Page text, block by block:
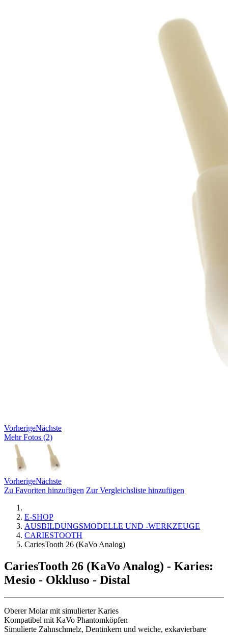
VorherigeNächste
Mehr Fotos (2)
VorherigeNächste
Zu Favoriten hinzufügen Zur Vergleichsliste hinzufügen
E-SHOP
AUSBILDUNGSMODELLE UND -WERKZEUGE
CARIESTOOTH
CariesTooth 26 (KaVo Analog)
CariesTooth 26 (KaVo Analog) - Karies:
Mesio - Okkluso - Distal
Oberer Molar mit simulierter Karies
Kompatibel mit KaVo Phantomköpfen
Simulierte Zahnschmelz, Dentinkern und weiche, exkavierbare